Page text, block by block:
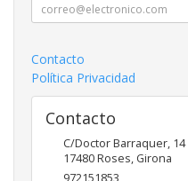
Contacto
Política Privacidad
Contacto
C/Doctor Barraquer, 14
17480Roses, Girona
972151853